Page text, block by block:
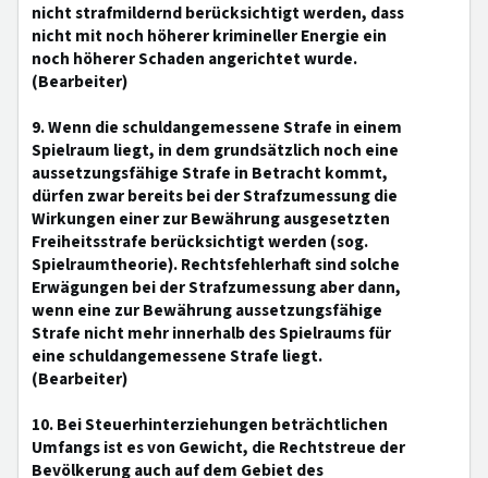
nicht strafmildernd berücksichtigt werden, dass
nicht mit noch höherer krimineller Energie ein
noch höherer Schaden angerichtet wurde.
(Bearbeiter)
9. Wenn die schuldangemessene Strafe in einem
Spielraum liegt, in dem grundsätzlich noch eine
aussetzungsfähige Strafe in Betracht kommt,
dürfen zwar bereits bei der Strafzumessung die
Wirkungen einer zur Bewährung ausgesetzten
Freiheitsstrafe berücksichtigt werden (sog.
Spielraumtheorie). Rechtsfehlerhaft sind solche
Erwägungen bei der Strafzumessung aber dann,
wenn eine zur Bewährung aussetzungsfähige
Strafe nicht mehr innerhalb des Spielraums für
eine schuldangemessene Strafe liegt.
(Bearbeiter)
10. Bei Steuerhinterziehungen beträchtlichen
Umfangs ist es von Gewicht, die Rechtstreue der
Bevölkerung auch auf dem Gebiet des